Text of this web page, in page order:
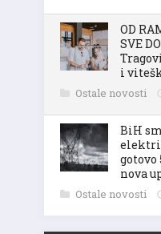
OD
SVE
i
Ostale novosti
BiH
gotovo
nova
Ostale novosti